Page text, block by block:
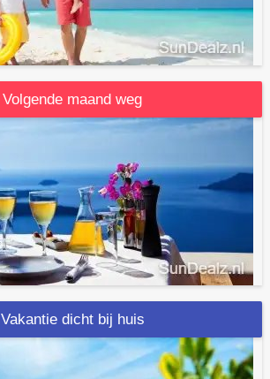
Volgende maand weg
Vakantie dicht bij huis